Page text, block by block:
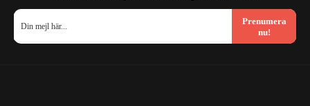
Prenumera
nu!